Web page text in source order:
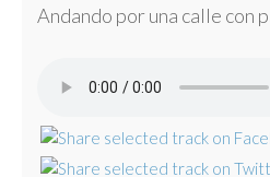
Andando por una calle con